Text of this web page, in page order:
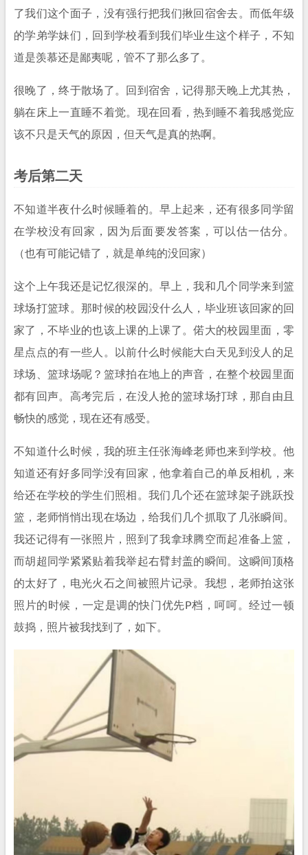
了我们这个面子，没有强行把我们揪回宿舍去。而低年级
的学弟学妹们，回到学校看到我们毕业生这个样子，不知
道是羡慕还是鄙夷呢，管不了那么多了。
很晚了，终于散场了。回到宿舍，记得那天晚上尤其热，
躺在床上一直睡不着觉。现在回看，热到睡不着我感觉应
该不只是天气的原因，但天气是真的热啊。
考后第二天
不知道半夜什么时候睡着的。早上起来，还有很多同学留
在学校没有回家，因为后面要发答案，可以估一估分。
（也有可能记错了，就是单纯的没回家）
这个上午我还是记忆很深的。早上，我和几个同学来到篮
球场打篮球。那时候的校园没什么人，毕业班该回家的回
家了，不毕业的也该上课的上课了。偌大的校园里面，零
星点点的有一些人。以前什么时候能大白天见到没人的足
球场、篮球场呢？篮球拍在地上的声音，在整个校园里面
都有回声。高考完后，在没人抢的篮球场打球，那自由且
畅快的感觉，现在还有感受。
不知道什么时候，我的班主任张海峰老师也来到学校。他
知道还有好多同学没有回家，他拿着自己的单反相机，来
给还在学校的学生们照相。我们几个还在篮球架子跳跃投
篮，老师悄悄出现在场边，给我们几个抓取了几张瞬间。
我还记得有一张照片，照到了我拿球腾空而起准备上篮，
而胡超同学紧紧贴着我举起右臂封盖的瞬间。这瞬间顶格
的太好了，电光火石之间被照片记录。我想，老师拍这张
照片的时候，一定是调的快门优先P档，呵呵。经过一顿
鼓捣，照片被我找到了，如下。